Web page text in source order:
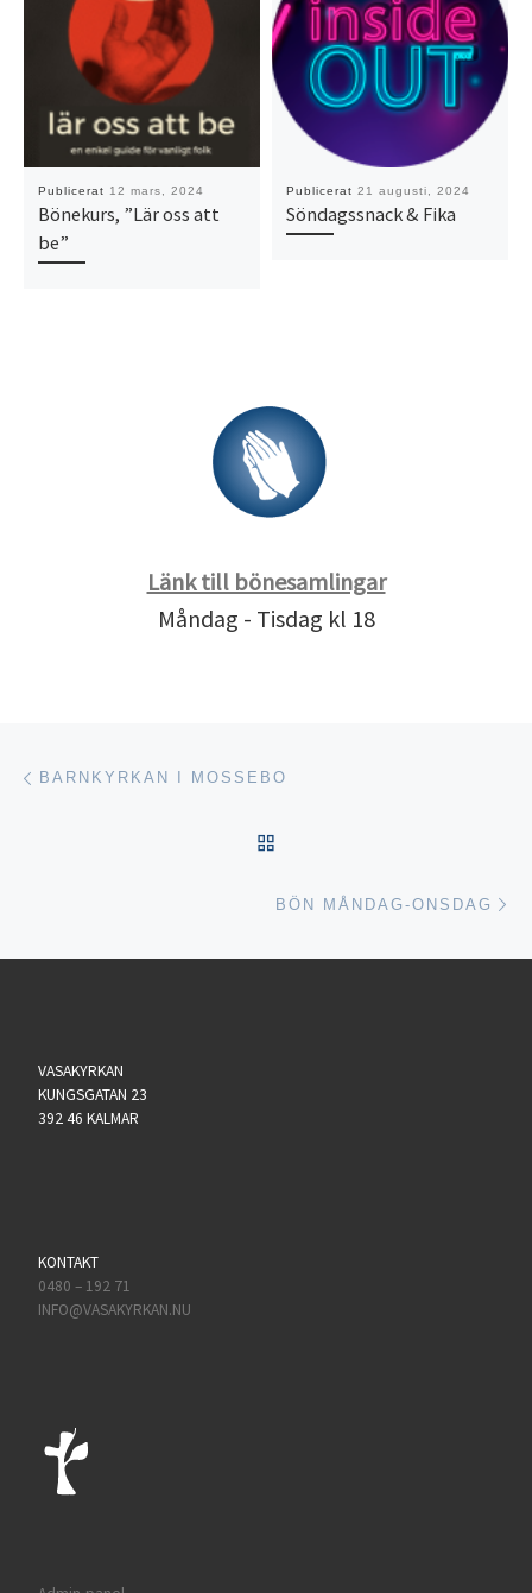
Publicerat 12 mars, 2024
Bönekurs, ”Lär oss att
be”
Publicerat 21 augusti, 2024
Söndagssnack & Fika
Länk till bönesamlingar
Måndag - Tisdag kl 18
Inläggsnavigering
BARNKYRKAN I MOSSEBO
BÖN MÅNDAG-ONSDAG
VASAKYRKAN
KUNGSGATAN 23
392 46 KALMAR
KONTAKT
0480 – 192 71
INFO@VASAKYRKAN.NU